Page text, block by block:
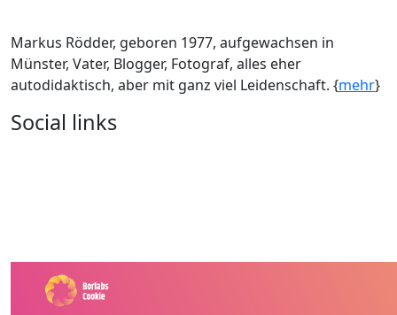
Markus Rödder, geboren 1977, aufgewachsen in
Münster, Vater, Blogger, Fotograf, alles eher
autodidaktisch, aber mit ganz viel Leidenschaft. {mehr}
Social links